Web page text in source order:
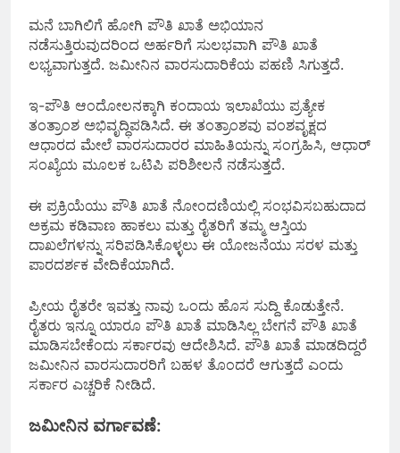
ಮನೆ ಬಾಗಿಲಿಗೆ ಹೋಗಿ ಪೌತಿ ಖಾತೆ ಅಭಿಯಾನ
ನಡೆಸುತ್ತಿರುವುದರಿಂದ ಅರ್ಹರಿಗೆ ಸುಲಭವಾಗಿ ಪೌತಿ ಖಾತೆ
ಲಭ್ಯವಾಗುತ್ತದೆ. ಜಮೀನಿನ ವಾರಸುದಾರಿಕೆಯ ಪಹಣಿ ಸಿಗುತ್ತದೆ.
ಇ-ಪೌತಿ ಆಂದೋಲನಕ್ಕಾಗಿ ಕಂದಾಯ ಇಲಾಖೆಯು ಪ್ರತ್ಯೇಕ
ತಂತ್ರಾಂಶ ಅಭಿವೃದ್ಧಿಪಡಿಸಿದೆ. ಈ ತಂತ್ರಾಂಶವು ವಂಶವೃಕ್ಷದ
ಆಧಾರದ ಮೇಲೆ ವಾರಸುದಾರರ ಮಾಹಿತಿಯನ್ನು ಸಂಗ್ರಹಿಸಿ, ಆಧಾರ್
ಸಂಖ್ಯೆಯ ಮೂಲಕ ಒಟಿಪಿ ಪರಿಶೀಲನೆ ನಡೆಸುತ್ತದೆ.
ಈ ಪ್ರಕ್ರಿಯೆಯು ಪೌತಿ ಖಾತೆ ನೋಂದಣಿಯಲ್ಲಿ ಸಂಭವಿಸಬಹುದಾದ
ಅಕ್ರಮ ಕಡಿವಾಣ ಹಾಕಲು ಮತ್ತು ರೈತರಿಗೆ ತಮ್ಮ ಆಸ್ತಿಯ
ದಾಖಲೆಗಳನ್ನು ಸರಿಪಡಿಸಿಕೊಳ್ಳಲು ಈ ಯೋಜನೆಯು ಸರಳ ಮತ್ತು
ಪಾರದರ್ಶಕ ವೇದಿಕೆಯಾಗಿದೆ.
ಪ್ರೀಯ ರೈತರೇ ಇವತ್ತು ನಾವು ಒಂದು ಹೊಸ ಸುದ್ದಿ ಕೊಡುತ್ತೇನೆ.
ರೈತರು ಇನ್ನೂ ಯಾರೂ ಪೌತಿ ಖಾತೆ ಮಾಡಿಸಿಲ್ಲ ಬೇಗನೆ ಪೌತಿ ಖಾತೆ
ಮಾಡಿಸಬೇಕೆಂದು ಸರ್ಕಾರವು ಆದೇಶಿಸಿದೆ. ಪೌತಿ ಖಾತೆ ಮಾಡದಿದ್ದರೆ
ಜಮೀನಿನ ವಾರಸುದಾರರಿಗೆ ಬಹಳ ತೊಂದರೆ ಆಗುತ್ತದೆ ಎಂದು
ಸರ್ಕಾರ ಎಚ್ಚರಿಕೆ ನೀಡಿದೆ.
ಜಮೀನಿನ ವರ್ಗಾವಣೆ: